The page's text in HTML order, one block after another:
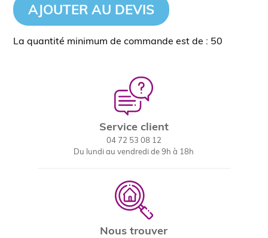
AJOUTER AU DEVIS
La quantité minimum de commande est de : 50
Service client
04 72 53 08 12
Du lundi au vendredi de 9h à 18h
Nous trouver